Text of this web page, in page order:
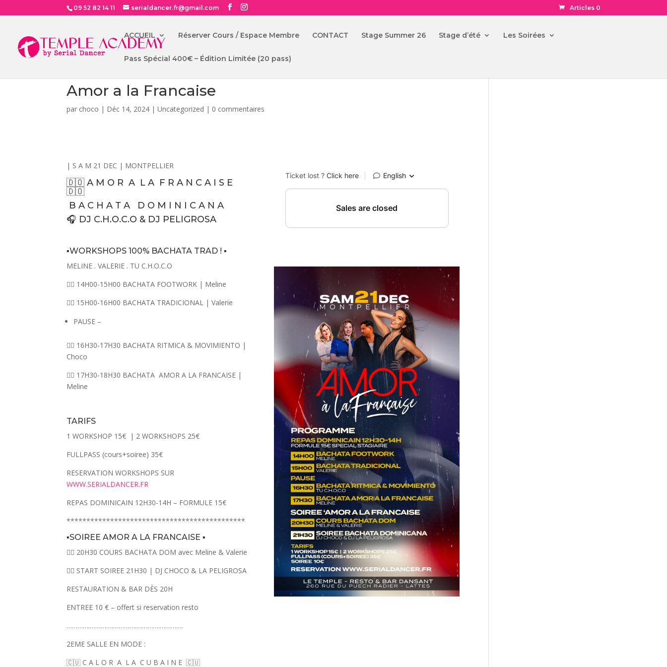
09 52 82 14 11 serialdancer.fr@gmail.com Articles 0
ACCUEIL Réserver Cours / Espace Membre CONTACT Stage Summer 26 Stage d’été Les Soirées
Pass Spécial 400€ – Édition Limitée (20 pass)
Amor a la Francaise
par choco | Déc 14, 2024 |Uncategorized | 0 commentaires
| S A M 21 DEC | MONTPELLIER
🇩🇴 A M O R A L A F R A N C A I S E
🇩🇴
B A C H A T A
D O M I N I C A N A
🎧 DJ C.H.O.C.O & DJ PELIGROSA
▪️WORKSHOPS 100% BACHATA TRAD ! ▪️
MELINE . VALERIE . TU C.H.O.C.O
👉🏾 14H00-15H00 BACHATA FOOTWORK | Meline
👉🏾 15H00-16H00 BACHATA TRADICIONAL | Valerie
PAUSE –
👉🏾 16H30-17H30 BACHATA RITMICA & MOVIMIENTO |
Choco
👉🏾 17H30-18H30 BACHATA AMOR A LA FRANCAISE |
Meline
TARIFS
1 WORKSHOP 15€ | 2 WORKSHOPS 25€
FULLPASS (cours+soiree) 35€
RESERVATION WORKSHOPS SUR
WWW.SERIALDANCER.FR
REPAS DOMINICAIN 12H30-14H – FORMULE 15€
*********************************************
▪️SOIREE AMOR A LA FRANCAISE ▪️
👉🏾 20H30 COURS BACHATA DOM avec Meline & Valerie
👉🏾 START SOIREE 21H30 | DJ CHOCO & LA PELIGROSA
RESTAURATION & BAR DÈS 20H
ENTREE 10 € – offert si reservation resto
………….………….………….………….………….
2EME SALLE EN MODE :
🇨🇺 C A L O R A L A C U B A I N E 🇨🇺